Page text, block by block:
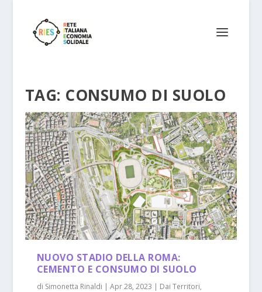
TAG: CONSUMO DI SUOLO
NUOVO STADIO DELLA ROMA:
CEMENTO E CONSUMO DI SUOLO
di Simonetta Rinaldi | Apr 28, 2023 | Dai Territori,